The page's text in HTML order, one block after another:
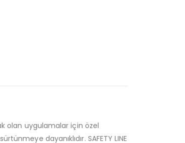
olan uygulamalar için özel
dayanıklıdır. SAFETY LINE